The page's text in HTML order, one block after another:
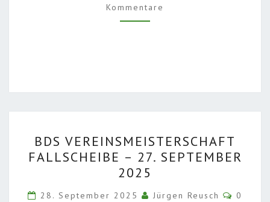
TÜR“
BÜRGERSCHIESSEN
Kommentare
VEREINSMEISTERSCHAFT
FALLSCHEIBE
–
27.
BDS VEREINSMEISTERSCHAFT
FALLSCHEIBE – 27. SEPTEMBER
2025
28. September 2025 Jürgen Reusch
0